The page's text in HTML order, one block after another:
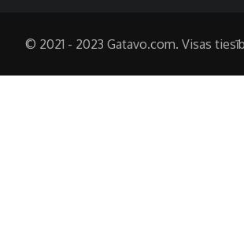
© 2021 - 2023 Gatavo.com. Visas